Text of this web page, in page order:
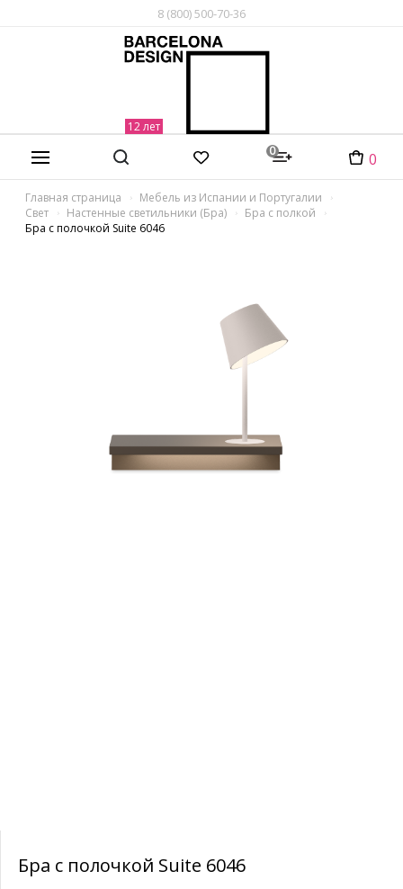
8 (800) 500-70-36
0 0
Главная страница
Мебель из Испании и Португалии
Свет
Настенные светильники (Бра)
Бра с полкой
Бра с полочкой Suite 6046
Бра с полочкой Suite 6046